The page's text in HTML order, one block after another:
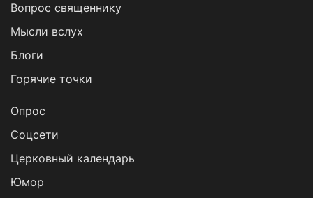
Вопрос священнику
Мысли вслух
Блоги
Горячие точки
Опрос
Cоцсети
Церковный календарь
Юмор